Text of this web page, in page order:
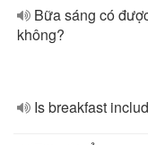
Bữa sáng có
không?
Is breakfast